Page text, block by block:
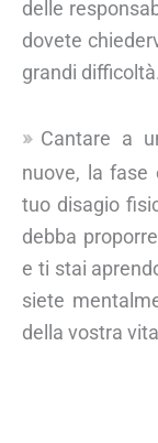
delle
dovete
grandi difficoltà.
Cantare a
nuove, la fase
tuo disagio
debba
e ti stai
siete
della vostra